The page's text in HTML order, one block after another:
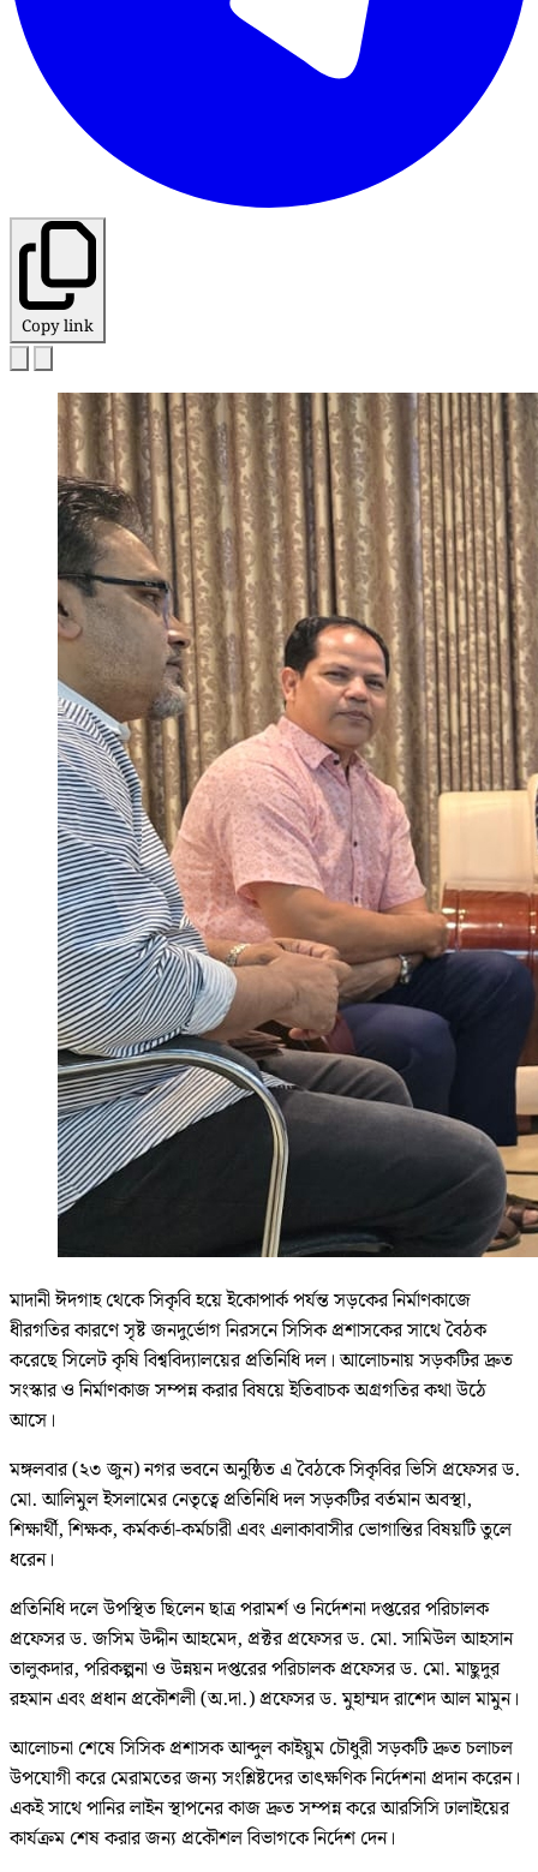
Copy link
মাদানী ঈদগাহ থেকে সিকৃবি হয়ে ইকোপার্ক পর্যন্ত সড়কের নির্মাণকাজে
ধীরগতির কারণে সৃষ্ট জনদুর্ভোগ নিরসনে সিসিক প্রশাসকের সাথে বৈঠক
করেছে সিলেট কৃষি বিশ্ববিদ্যালয়ের প্রতিনিধি দল। আলোচনায় সড়কটির দ্রুত
সংস্কার ও নির্মাণকাজ সম্পন্ন করার বিষয়ে ইতিবাচক অগ্রগতির কথা উঠে
আসে।
মঙ্গলবার (২৩ জুন) নগর ভবনে অনুষ্ঠিত এ বৈঠকে সিকৃবির ভিসি প্রফেসর ড.
মো. আলিমুল ইসলামের নেতৃত্বে প্রতিনিধি দল সড়কটির বর্তমান অবস্থা,
শিক্ষার্থী, শিক্ষক, কর্মকর্তা-কর্মচারী এবং এলাকাবাসীর ভোগান্তির বিষয়টি তুলে
ধরেন।
প্রতিনিধি দলে উপস্থিত ছিলেন ছাত্র পরামর্শ ও নির্দেশনা দপ্তরের পরিচালক
প্রফেসর ড. জসিম উদ্দীন আহমেদ, প্রক্টর প্রফেসর ড. মো. সামিউল আহসান
তালুকদার, পরিকল্পনা ও উন্নয়ন দপ্তরের পরিচালক প্রফেসর ড. মো. মাছুদুর
রহমান এবং প্রধান প্রকৌশলী (অ.দা.) প্রফেসর ড. মুহাম্মদ রাশেদ আল মামুন।
আলোচনা শেষে সিসিক প্রশাসক আব্দুল কাইয়ুম চৌধুরী সড়কটি দ্রুত চলাচল
উপযোগী করে মেরামতের জন্য সংশ্লিষ্টদের তাৎক্ষণিক নির্দেশনা প্রদান করেন।
একই সাথে পানির লাইন স্থাপনের কাজ দ্রুত সম্পন্ন করে আরসিসি ঢালাইয়ের
কার্যক্রম শেষ করার জন্য প্রকৌশল বিভাগকে নির্দেশ দেন।